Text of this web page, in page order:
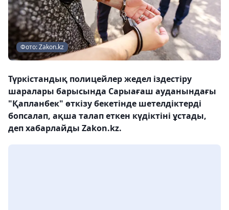
Фото: Zakon.kz
Түркістандық полицейлер жедел іздестіру
шаралары барысында Сарыағаш ауданындағы
"Қапланбек" өткізу бекетінде шетелдіктерді
бопсалап, ақша талап еткен күдіктіні ұстады,
деп хабарлайды Zakon.kz.